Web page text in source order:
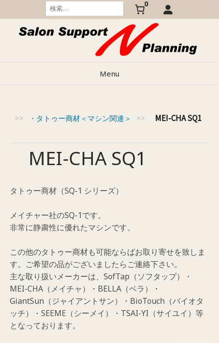
to
content
検
索:
0
Menu
>> ・タトゥー商材＜マシン関連＞ >> MEI-CHA SQ1
MEI-CHA SQ1
タトゥー商材（SQ-1 シリーズ）
メイチャー社のSQ-1です。
非常に静粛性に優れたマシンです。
この他のタトゥー商材も可能ならばお取り寄せを致しま
す。ご希望の品がございましたらご連絡下さい。
主な取り扱いメーカーは、SofTap（ソフタップ）・
MEI-CHA（メイチャ）・BELLA（ベラ）・
GiantSun（ジャイアントサン）・BioTouch（バイオタ
ッチ）・SEEME（シーメイ）・TSAI-YI（サイユイ）等
となっております。